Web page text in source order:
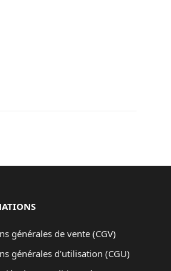
générales de vente (CGV)
générales d’utilisation (CGU)